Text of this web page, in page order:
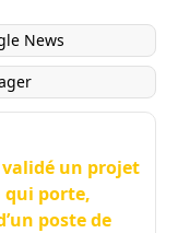
News
un projet
porte,
poste de